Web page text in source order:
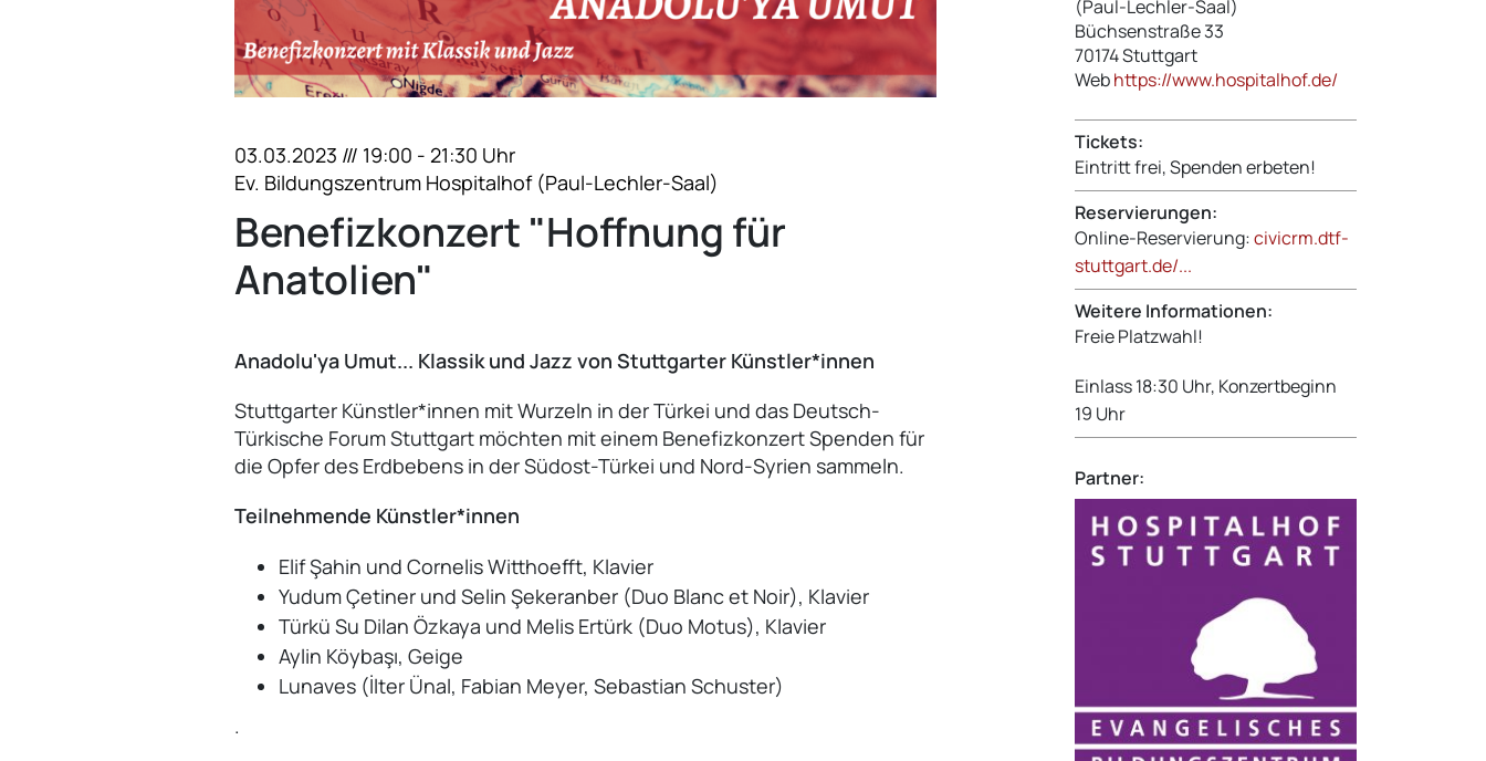
03.03.2023 /// 19:00 - 21:30 Uhr
Ev. Bildungszentrum Hospitalhof (Paul-Lechler-Saal)
Benefizkonzert "Hoffnung für
Anatolien"
Anadolu'ya Umut... Klassik und Jazz von Stuttgarter Künstler*innen
Stuttgarter Künstler*innen mit Wurzeln in der Türkei und das Deutsch-
Türkische Forum Stuttgart möchten mit einem Benefizkonzert Spenden für
die Opfer des Erdbebens in der Südost-Türkei und Nord-Syrien sammeln.
Teilnehmende Künstler*innen
Elif Şahin und Cornelis Witthoefft, Klavier
Yudum Çetiner und Selin Şekeranber (Duo Blanc et Noir), Klavier
Türkü Su Dilan Özkaya und Melis Ertürk (Duo Motus), Klavier
Aylin Köybaşı, Geige
Lunaves (İlter Ünal, Fabian Meyer, Sebastian Schuster)
.
(Paul-Lechler-Saal)
Büchsenstraße 33
70174Stuttgart
Webhttps://www.hospitalhof.de/
Tickets:
Eintritt frei, Spenden erbeten!
Reservierungen:
Online-Reservierung:civicrm.dtf-
stuttgart.de/...
Weitere Informationen:
Freie Platzwahl!
Einlass 18:30 Uhr, Konzertbeginn
19 Uhr
Partner: